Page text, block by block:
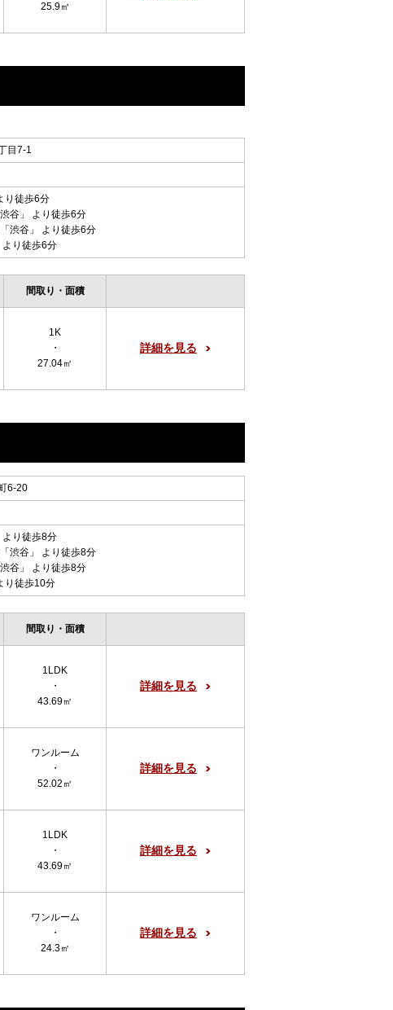
25.9㎡
目7-1
り徒歩6分
渋谷 」 より徒歩6分
「 渋谷 」 より徒歩6分
より徒歩6分
間取り・面積
1K
・
27.04㎡
詳細を見る
6-20
より徒歩8分
「 渋谷 」 より徒歩8分
渋谷 」 より徒歩8分
り徒歩10分
間取り・面積
1LDK
・
43.69㎡
詳細を見る
ワンルーム
・
52.02㎡
詳細を見る
1LDK
・
43.69㎡
詳細を見る
ワンルーム
・
24.3㎡
詳細を見る